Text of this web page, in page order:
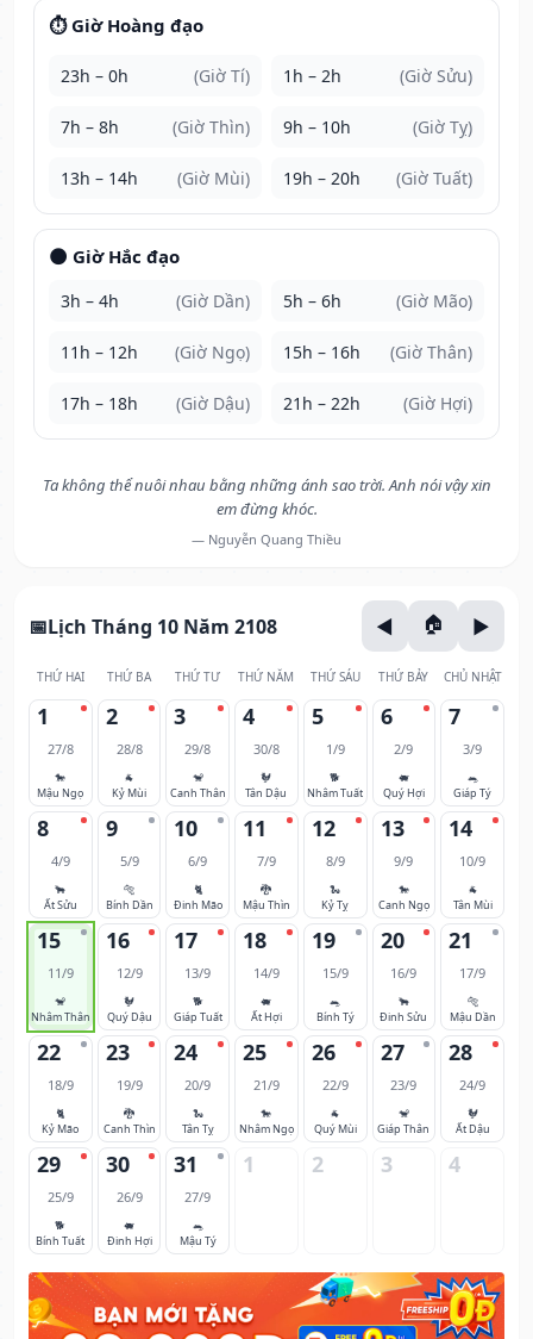
⏱️ Giờ Hoàng đạo
23h – 0h (Giờ Tí) 1h – 2h (Giờ Sửu)
7h – 8h (Giờ Thìn) 9h – 10h (Giờ Tỵ)
13h – 14h (Giờ Mùi) 19h – 20h (Giờ Tuất)
🌑 Giờ Hắc đạo
3h – 4h (Giờ Dần) 5h – 6h (Giờ Mão)
11h – 12h (Giờ Ngọ) 15h – 16h (Giờ Thân)
17h – 18h (Giờ Dậu) 21h – 22h (Giờ Hợi)
Ta không thể nuôi nhau bằng những ánh sao trời. Anh nói vậy xin
em đừng khóc.
— Nguyễn Quang Thiều
Lịch Tháng 10 Năm 2108
THỨ HAI THỨ BA THỨ TƯ THỨ NĂM THỨ SÁU THỨ BẢY CHỦ NHẬT
1
27/8
🐎
Mậu Ngọ
2
28/8
🐐
Kỷ Mùi
3
29/8
🐒
Canh Thân
4
30/8
🐓
Tân Dậu
5
1/9
🐕
Nhâm Tuất
6
2/9
🐖
Quý Hợi
7
3/9
🐀
Giáp Tý
8
4/9
🐂
Ất Sửu
9
5/9
🐅
Bính Dần
10
6/9
🐈
Đinh Mão
11
7/9
🐉
Mậu Thìn
12
8/9
🐍
Kỷ Tỵ
13
9/9
🐎
Canh Ngọ
14
10/9
🐐
Tân Mùi
15
11/9
🐒
Nhâm Thân
16
12/9
🐓
Quý Dậu
17
13/9
🐕
Giáp Tuất
18
14/9
🐖
Ất Hợi
19
15/9
🐀
Bính Tý
20
16/9
🐂
Đinh Sửu
21
17/9
🐅
Mậu Dần
22
18/9
🐈
Kỷ Mão
23
19/9
🐉
Canh Thìn
24
20/9
🐍
Tân Tỵ
25
21/9
🐎
Nhâm Ngọ
26
22/9
🐐
Quý Mùi
27
23/9
🐒
Giáp Thân
28
24/9
🐓
Ất Dậu
29
25/9
🐕
Bính Tuất
30
26/9
🐖
Đinh Hợi
31
27/9
🐀
Mậu Tý
1 2 3 4